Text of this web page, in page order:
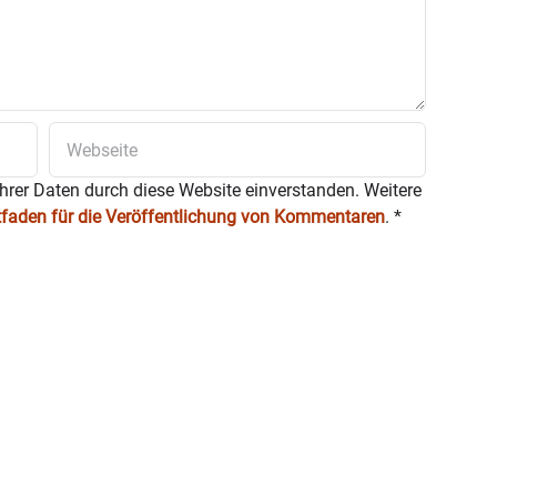
Daten durch diese Website einverstanden. Weitere
für die Veröffentlichung von Kommentaren. *